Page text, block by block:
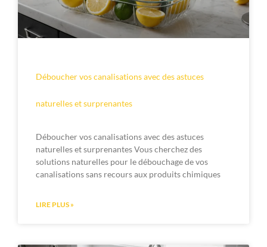
Déboucher vos canalisations avec des astuces
naturelles et surprenantes
Déboucher vos canalisations avec des astuces
naturelles et surprenantes Vous cherchez des
solutions naturelles pour le débouchage de vos
canalisations sans recours aux produits chimiques
LIRE PLUS »